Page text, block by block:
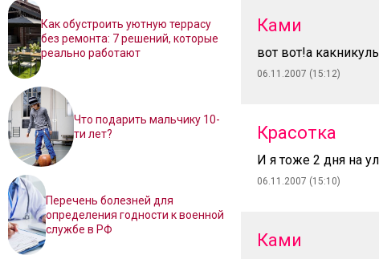
Как обустроить уютную террасу
без ремонта: 7 решений, которые
реально работают
Что подарить мальчику 10-
ти лет?
Перечень болезней для
определения годности к военной
службе в РФ
Ками
вот вот!а
06.11.2007 (15:12)
Красотка
И я тоже 2 дня на
06.11.2007 (15:10)
Ками